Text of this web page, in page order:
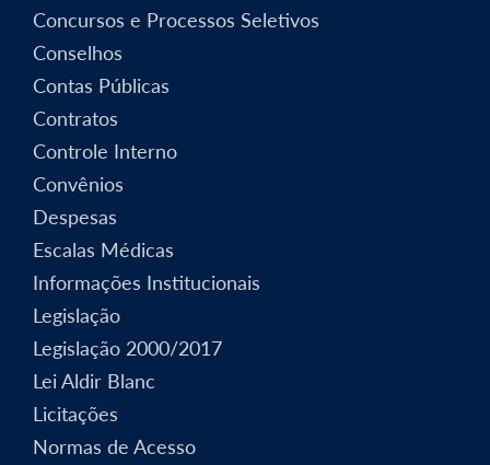
Concursos e Processos Seletivos
Conselhos
Contas Públicas
Contratos
Controle Interno
Convênios
Despesas
Escalas Médicas
Informações Institucionais
Legislação
Legislação 2000/2017
Lei Aldir Blanc
Licitações
Normas de Acesso